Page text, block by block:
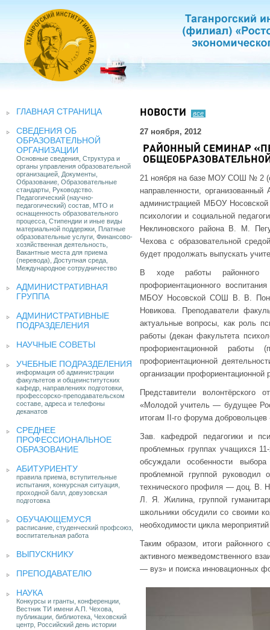
ГЛАВНАЯ СТРАНИЦА
СВЕДЕНИЯ ОБ
ОБРАЗОВАТЕЛЬНОЙ
ОРГАНИЗАЦИИ
Основные сведения, Структура и
органы управления образовательной
организацией, Документы,
Образование, Образовательные
стандарты, Руководство.
Педагогический (научно-
педагогический) состав, МТО и
оснащенность образовательного
процесса, Стипендии и иные виды
материальной поддержки, Платные
образовательные услуги, Финансово-
хозяйственная деятельность,
Вакантные места для приема
(перевода), Доступная среда,
Международное сотрудничество
АДМИНИСТРАТИВНАЯ
ГРУППА
АДМИНИСТРАТИВНЫЕ
ПОДРАЗДЕЛЕНИЯ
НАУЧНЫЕ СОВЕТЫ
УЧЕБНЫЕ ПОДРАЗДЕЛЕНИЯ
информация об администрации
факультетов и общеинститутских
кафедр, направлениях подготовки,
профессорско-преподавательском
составе, адреса и телефоны
деканатов
СРЕДНЕЕ
ПРОФЕССИОНАЛЬНОЕ
ОБРАЗОВАНИЕ
АБИТУРИЕНТУ
правила приема, вступительные
испытания, конкурсная ситуация,
проходной балл, довузовская
подготовка
ОБУЧАЮЩЕМУСЯ
расписание, студенческий профсоюз,
воспитательная работа
ВЫПУСКНИКУ
ПРЕПОДАВАТЕЛЮ
НАУКА
Конкурсы и гранты, конференции,
Вестник ТИ имени А.П. Чехова,
публикации, библиотека, Чеховский
центр, Российский день истории
НОВОСТИ все
27 ноября, 2012
РАЙОННЫЙ СЕМИНАР
21 ноября на базе МОУ СОШ № 2
направленности,
администрацией МБОУ
психологии и социальной
Неклиновского района В. М.
Чехова с образовательной
будет продолжать выпускать
В ходе работы районного
профориентационного
МБОУ Носовской СОШ В. В.
Новикова. Преподаватели
актуальные вопросы, как роль
работы (декан факультета
профориентационной
профориентационной
организации
Представители волонтёрского
«Молодой учитель — будущее
итогам II-го форума
Зав. кафедрой педагогики и
проблемных группах учащихся
обсуждали особенности
проблемной группой руководил
технического профиля — доц. В.
Л. Я. Жилина, группой
школьники обсудили со своими
необходимости цикла
Таким образом, итоги
активного межведомственного
— вуз» и поиска инновационных